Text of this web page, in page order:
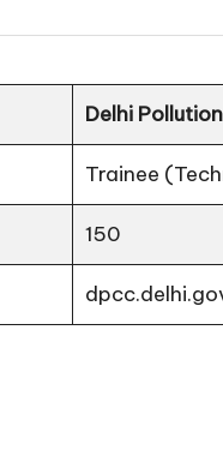
Delhi
Trainee
150